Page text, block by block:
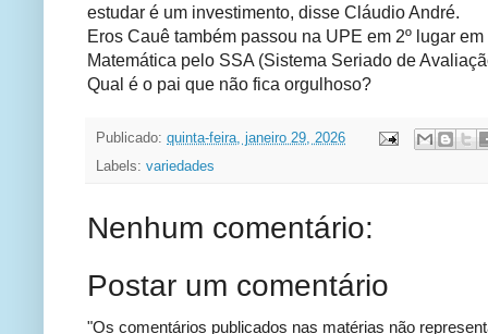
estudar é um investimento, disse Cláudio André.
Eros Cauê também passou na UPE em 2º lugar
Matemática pelo SSA (Sistema Seriado de
Qual é o pai que não fica orgulhoso?
Publicado: quinta-feira, janeiro 29, 2026
Labels: variedades
Nenhum comentário:
Postar um comentário
"Os comentários publicados nas matérias não